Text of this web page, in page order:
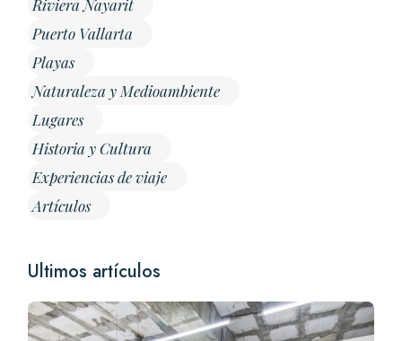
Riviera Nayarit
Puerto Vallarta
Playas
Naturaleza y Medioambiente
Lugares
Historia y Cultura
Experiencias de viaje
Artículos
Ultimos artículos